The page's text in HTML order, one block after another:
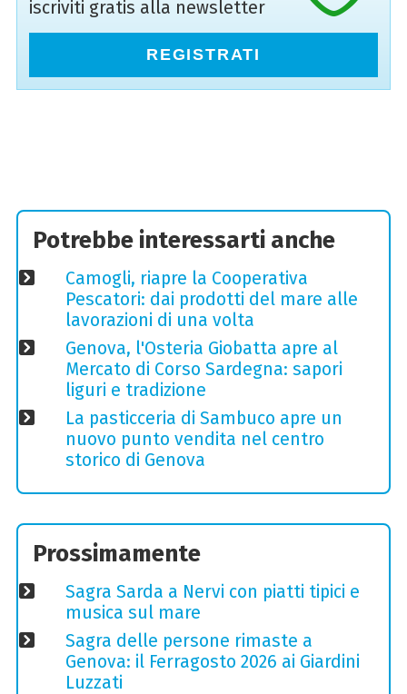
iscriviti gratis alla newsletter
REGISTRATI
Potrebbe interessarti anche
Camogli, riapre la Cooperativa
Pescatori: dai prodotti del mare alle
lavorazioni di una volta
Genova, l'Osteria Giobatta apre al
Mercato di Corso Sardegna: sapori
liguri e tradizione
La pasticceria di Sambuco apre un
nuovo punto vendita nel centro
storico di Genova
Prossimamente
Sagra Sarda a Nervi con piatti tipici e
musica sul mare
Sagra delle persone rimaste a
Genova: il Ferragosto 2026 ai Giardini
Luzzati